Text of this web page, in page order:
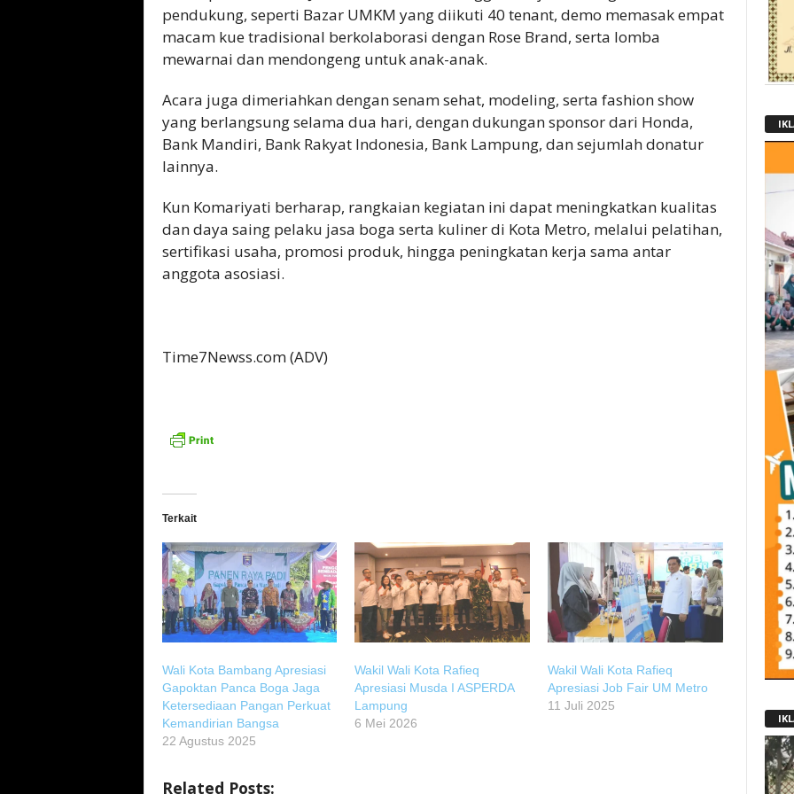
pendukung, seperti Bazar UMKM yang diikuti 40 tenant, demo memasak empat
macam kue tradisional berkolaborasi dengan Rose Brand, serta lomba
mewarnai dan mendongeng untuk anak-anak.
Acara juga dimeriahkan dengan senam sehat, modeling, serta fashion show
yang berlangsung selama dua hari, dengan dukungan sponsor dari Honda,
Bank Mandiri, Bank Rakyat Indonesia, Bank Lampung, dan sejumlah donatur
lainnya.
Kun Komariyati berharap, rangkaian kegiatan ini dapat meningkatkan kualitas
dan daya saing pelaku jasa boga serta kuliner di Kota Metro, melalui pelatihan,
sertifikasi usaha, promosi produk, hingga peningkatan kerja sama antar
anggota asosiasi.
Time7Newss.com (ADV)
Terkait
Wali Kota Bambang Apresiasi
Gapoktan Panca Boga Jaga
Ketersediaan Pangan Perkuat
Kemandirian Bangsa
22 Agustus 2025
Wakil Wali Kota Rafieq
Apresiasi Musda I ASPERDA
Lampung
6 Mei 2026
Wakil Wali Kota Rafieq
Apresiasi Job Fair UM Metro
11 Juli 2025
Related Posts: